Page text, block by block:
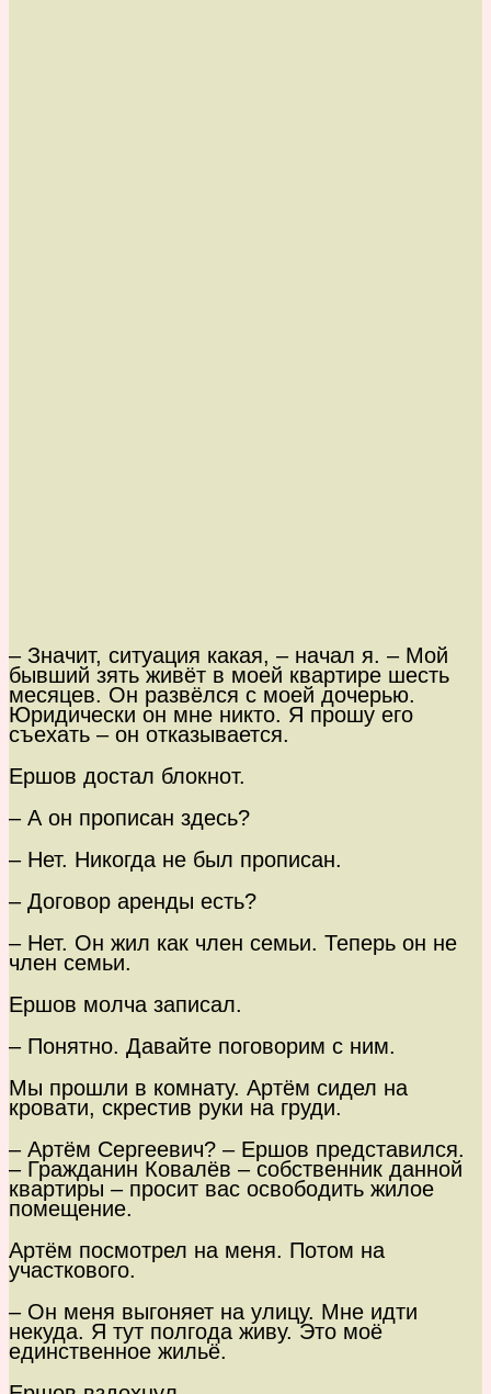
– Значит, ситуация какая, – начал я. – Мой
бывший зять живёт в моей квартире шесть
месяцев. Он развёлся с моей дочерью.
Юридически он мне никто. Я прошу его
съехать – он отказывается.
Ершов достал блокнот.
– А он прописан здесь?
– Нет. Никогда не был прописан.
– Договор аренды есть?
– Нет. Он жил как член семьи. Теперь он не
член семьи.
Ершов молча записал.
– Понятно. Давайте поговорим с ним.
Мы прошли в комнату. Артём сидел на
кровати, скрестив руки на груди.
– Артём Сергеевич? – Ершов представился.
– Гражданин Ковалёв – собственник данной
квартиры – просит вас освободить жилое
помещение.
Артём посмотрел на меня. Потом на
участкового.
– Он меня выгоняет на улицу. Мне идти
некуда. Я тут полгода живу. Это моё
единственное жильё.